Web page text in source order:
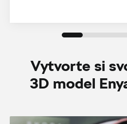
Vytvorte si
3D model